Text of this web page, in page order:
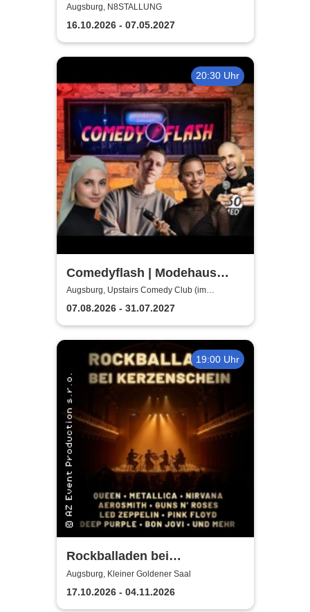
im Gemeinderat
Augsburg, N8STALLUNG
16.10.2026 - 07.05.2027
20:30 Uhr
Comedyflash | Modehaus
JUNG
Augsburg, Upstairs Comedy Club (im
Modehaus JUNG - 4.Etage/Penthouse)
07.08.2026 - 31.07.2027
19:00 Uhr
Rockballaden bei
Kerzenschein
Augsburg, Kleiner Goldener Saal
17.10.2026 - 04.11.2026